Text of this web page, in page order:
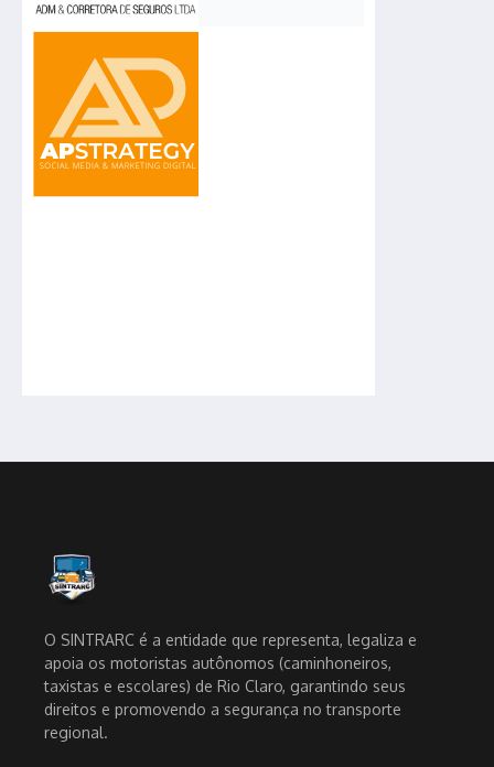
O SINTRARC é a entidade que representa, legaliza e
apoia os motoristas autônomos (caminhoneiros,
taxistas e escolares) de Rio Claro, garantindo seus
direitos e promovendo a segurança no transporte
regional.